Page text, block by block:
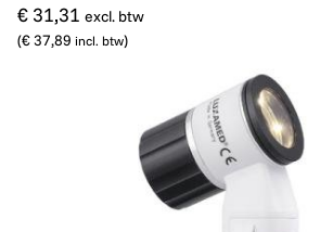
€ 31,31 excl. btw
(€ 37,89 incl. btw)